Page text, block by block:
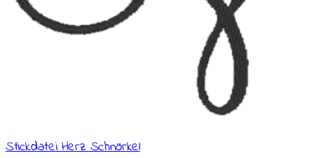
Stickdatei Herz Schnörkel